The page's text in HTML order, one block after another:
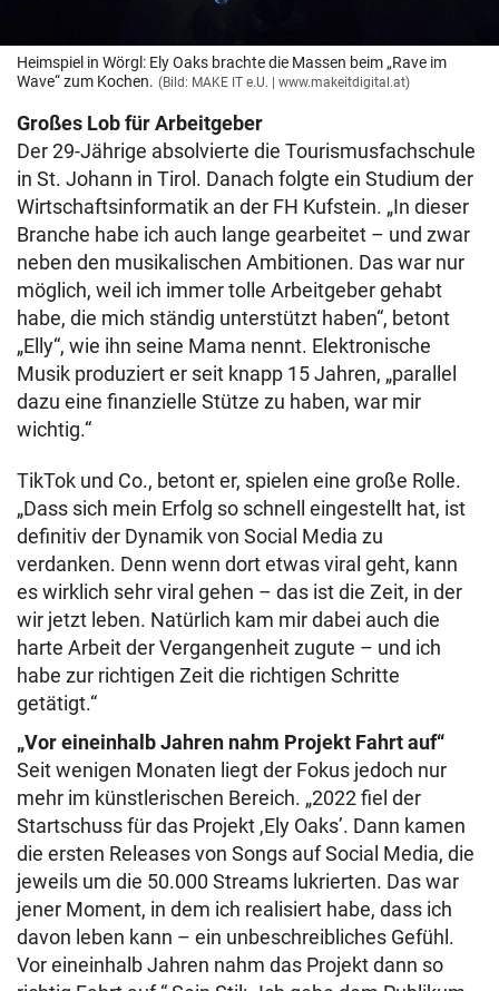
Heimspiel in Wörgl: Ely Oaks brachte die Massen beim „Rave im
Wave“ zum Kochen. (Bild: MAKE IT e.U. | www.makeitdigital.at)
Großes Lob für Arbeitgeber
Der 29-Jährige absolvierte die Tourismusfachschule
in St. Johann in Tirol. Danach folgte ein Studium der
Wirtschaftsinformatik an der FH Kufstein. „In dieser
Branche habe ich auch lange gearbeitet – und zwar
neben den musikalischen Ambitionen. Das war nur
möglich, weil ich immer tolle Arbeitgeber gehabt
habe, die mich ständig unterstützt haben“, betont
„Elly“, wie ihn seine Mama nennt. Elektronische
Musik produziert er seit knapp 15 Jahren, „parallel
dazu eine finanzielle Stütze zu haben, war mir
wichtig.“
TikTok und Co., betont er, spielen eine große Rolle.
„Dass sich mein Erfolg so schnell eingestellt hat, ist
definitiv der Dynamik von Social Media zu
verdanken. Denn wenn dort etwas viral geht, kann
es wirklich sehr viral gehen – das ist die Zeit, in der
wir jetzt leben. Natürlich kam mir dabei auch die
harte Arbeit der Vergangenheit zugute – und ich
habe zur richtigen Zeit die richtigen Schritte
getätigt.“
„Vor eineinhalb Jahren nahm Projekt Fahrt auf“
Seit wenigen Monaten liegt der Fokus jedoch nur
mehr im künstlerischen Bereich. „2022 fiel der
Startschuss für das Projekt ,Ely Oaks’. Dann kamen
die ersten Releases von Songs auf Social Media, die
jeweils um die 50.000 Streams lukrierten. Das war
jener Moment, in dem ich realisiert habe, dass ich
davon leben kann – ein unbeschreibliches Gefühl.
Vor eineinhalb Jahren nahm das Projekt dann so